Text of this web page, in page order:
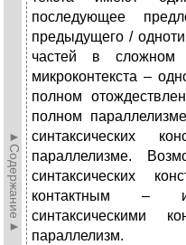
►Содержание►
последующее
предыдущего /
частей в
микроконтекста –
полном
полном
синтаксических
параллелизме.
синтаксических
контактным – и
синтаксическими
параллелизм.